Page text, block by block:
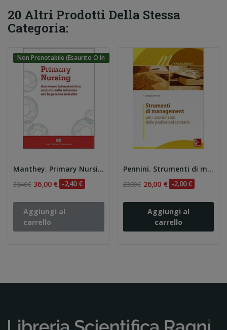
20 Altri Prodotti Della Stessa
Categoria:
Non Prenotabile (esaurito O In
Ristampa)
Manthey. Primary Nursing.
38,40 € 36,00 € -2,40 €
Aggiungi al
carrello
Pennini. Strumenti di management per i...
28,00 € 26,00 € -2,00 €
Aggiungi al
carrello